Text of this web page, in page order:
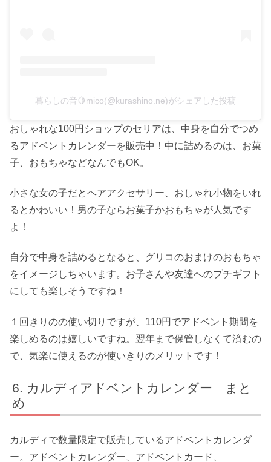
暮らしの音🍋mico(@kurashino.ne)がシェアした投稿
おしゃれな100円ショップのセリアは、 中身を自分でつめ
るアドベントカレンダーを販売中！中に詰めるのは、お菓
子、おもちゃなどなんでもOK。
小さな女の子だとヘアアクセサリー、おしゃれ小物をいれ
るとかわいい！男の子ならお菓子かおもちゃが人気です
よ！
自分で中身を詰めるとなると、グリコのおまけのおもちゃ
をイメージしちゃいます。お子さんや友達へのプチギフト
にしても楽しそうですね！
１回きりのの使い切りですが、110円でアドベント期間を
楽しめるのは嬉しいですね。翌年まで保管しなくて済むの
で、気楽に使えるのが使いきりのメリットです！
カルディアドベントカレンダー まと
め
カルディで数量限定で販売しているアドベントカレンダ
ー。アドベントカレンダー、アドベントカード、